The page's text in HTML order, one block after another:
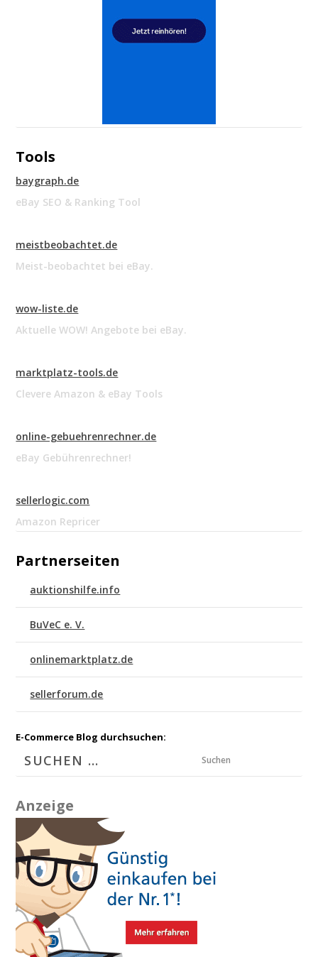
Tools
baygraph.de
eBay SEO & Ranking Tool
meistbeobachtet.de
Meist-beobachtet bei eBay.
wow-liste.de
Aktuelle WOW! Angebote bei eBay.
marktplatz-tools.de
Clevere Amazon & eBay Tools
online-gebuehrenrechner.de
eBay Gebührenrechner!
sellerlogic.com
Amazon Repricer
Partnerseiten
auktionshilfe.info
BuVeC e. V.
onlinemarktplatz.de
sellerforum.de
E-Commerce Blog durchsuchen:
Suchen
Anzeige